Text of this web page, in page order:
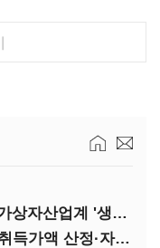
높아진 부채비율 200% 문턱…가상자산업계 '생존 시험대'
내년 코인 과세 강행…관건은 '취득가액 산정·자산 이동'